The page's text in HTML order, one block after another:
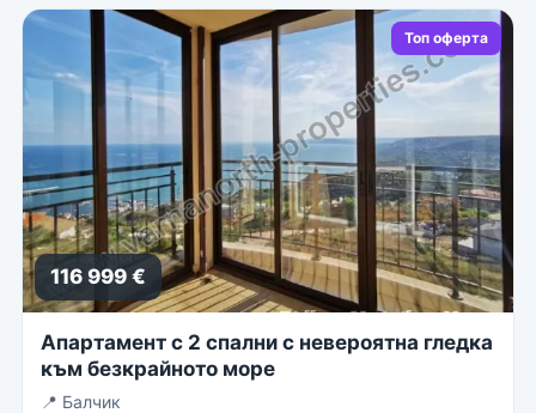
Топ оферта
116 999 €
Апартамент с 2 спални с невероятна гледка
към безкрайното море
📍 Балчик